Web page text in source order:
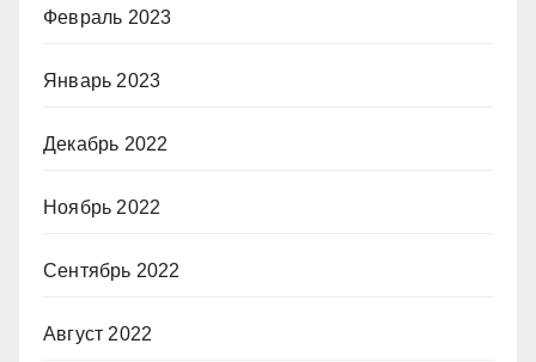
Февраль 2023
Январь 2023
Декабрь 2022
Ноябрь 2022
Сентябрь 2022
Август 2022